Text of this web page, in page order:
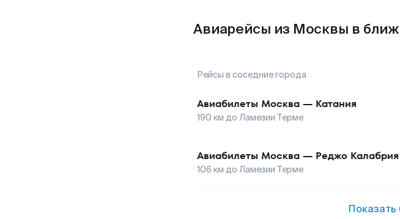
Авиарейсы из Москвы в
Рейсы в соседние города
Авиабилеты Москва — Катания
190 км до Ламезии Терме
Авиабилеты Москва — Реджо Калабрия
106 км до Ламезии Терме
Показать